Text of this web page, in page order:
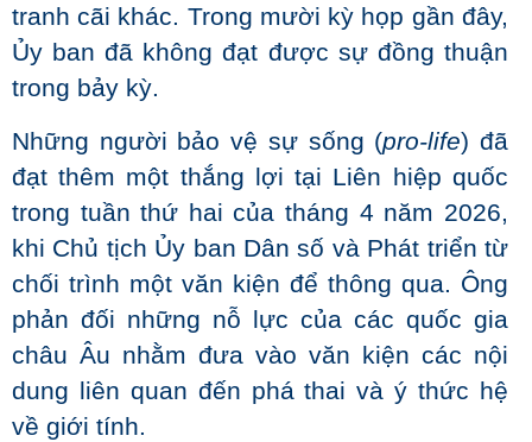
tranh cãi khác. Trong mười kỳ họp gần đây,
Ủy ban đã không đạt được sự đồng thuận
trong bảy kỳ.
Những người bảo vệ sự sống (pro-life) đã
đạt thêm một thắng lợi tại Liên hiệp quốc
trong tuần thứ hai của tháng 4 năm 2026,
khi Chủ tịch Ủy ban Dân số và Phát triển từ
chối trình một văn kiện để thông qua. Ông
phản đối những nỗ lực của các quốc gia
châu Âu nhằm đưa vào văn kiện các nội
dung liên quan đến phá thai và ý thức hệ
về giới tính.